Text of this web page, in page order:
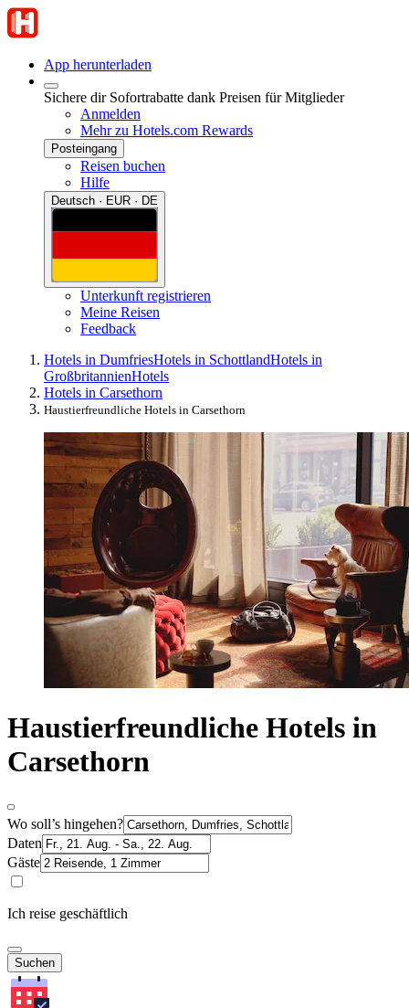
App herunterladen
Sichere dir Sofortrabatte dank Preisen für Mitglieder
Anmelden
Mehr zu Hotels.com Rewards
Posteingang
Reisen buchen
Hilfe
Deutsch · EUR · DE
Unterkunft registrieren
Meine Reisen
Feedback
Hotels in DumfriesHotels in SchottlandHotels in
GroßbritannienHotels
Hotels in Carsethorn
Haustierfreundliche Hotels in Carsethorn
Haustierfreundliche Hotels in
Carsethorn
Wo soll’s hingehen?
Daten
Gäste
Ich reise geschäftlich
Suchen